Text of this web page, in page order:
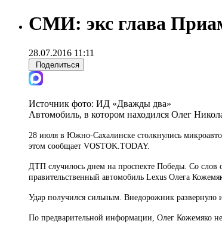
СМИ: экс глава
28.07.2016 11:11
Поделиться
Источник фото: ИД «Дважды два»
Автомобиль, в котором находился Олег
28 июля в Южно-Сахалинске столкнулись
этом сообщает VOSTOK.TODAY.
ДТП случилось днем на проспекте Победы. Со слов
правительственный автомобиль Lexus Олега
Удар получился сильным. Внедорожник развернуло
По предварительной информации, Олег Кожемяко